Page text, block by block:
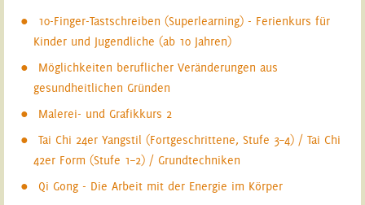
10-Finger-Tastschreiben (Superlearning) - Ferienkurs für
Kinder und Jugendliche (ab 10 Jahren)
Möglichkeiten beruflicher Veränderungen aus
gesundheitlichen Gründen
Malerei- und Grafikkurs 2
Tai Chi 24er Yangstil (Fortgeschrittene, Stufe 3–4) / Tai Chi
42er Form (Stufe 1–2) / Grundtechniken
Qi Gong - Die Arbeit mit der Energie im Körper